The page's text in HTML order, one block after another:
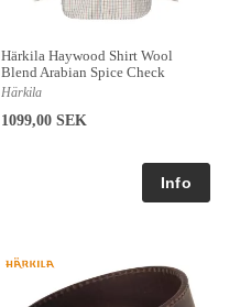
Härkila Haywood Shirt Wool
Blend Arabian Spice Check
Härkila
1099,00 SEK